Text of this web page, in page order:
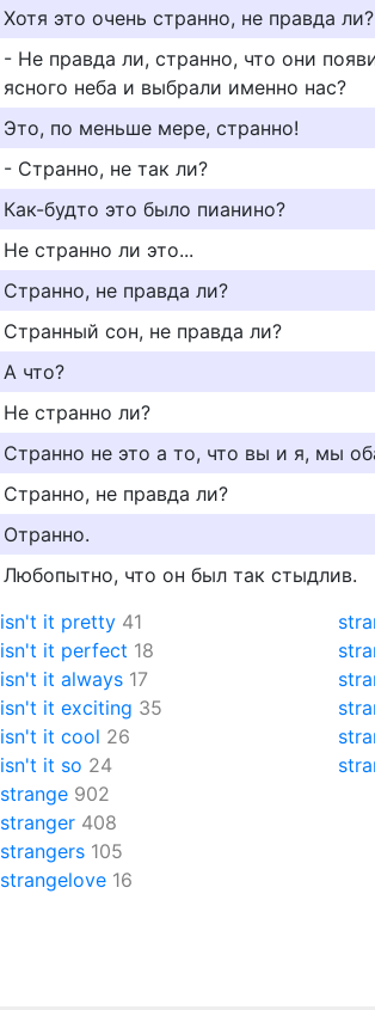
Хотя это очень странно, не правда ли?
- Не правда ли, странно, что они
ясного неба и выбрали именно нас?
Это, по меньше мере, странно!
- Странно, не так ли?
Как-будто это было пианино?
Не странно ли это...
Странно, не правда ли?
Странный сон, не правда ли?
А что?
Не странно ли?
Странно не это а то, что вы и я, мы
Странно, не правда ли?
Отранно.
Любопытно, что он был так стыдлив.
isn't it pretty 41
isn't it perfect 18
isn't it always 17
isn't it exciting 35
isn't it cool 26
isn't it so 24
strange 902
stranger 408
strangers 105
strangelove 16